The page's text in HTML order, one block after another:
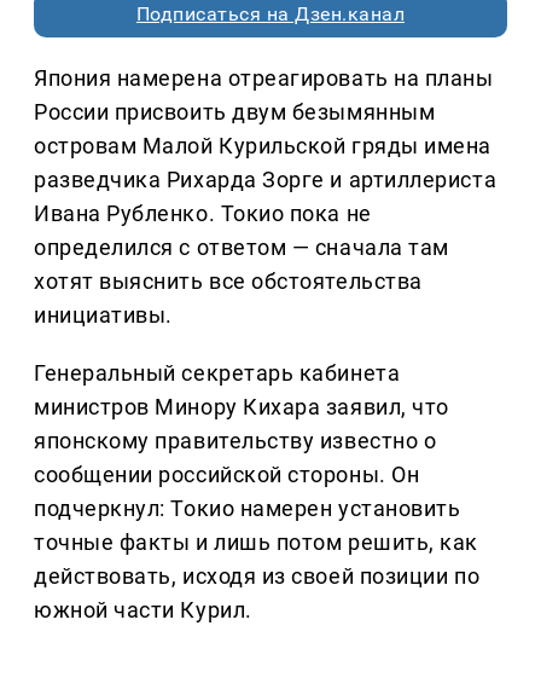
Подписаться на Дзен.канал
Япония намерена отреагировать на планы
России присвоить двум безымянным
островам Малой Курильской гряды имена
разведчика Рихарда Зорге и артиллериста
Ивана Рубленко. Токио пока не
определился с ответом — сначала там
хотят выяснить все обстоятельства
инициативы.
Генеральный секретарь кабинета
министров Минору Кихара заявил, что
японскому правительству известно о
сообщении российской стороны. Он
подчеркнул: Токио намерен установить
точные факты и лишь потом решить, как
действовать, исходя из своей позиции по
южной части Курил.